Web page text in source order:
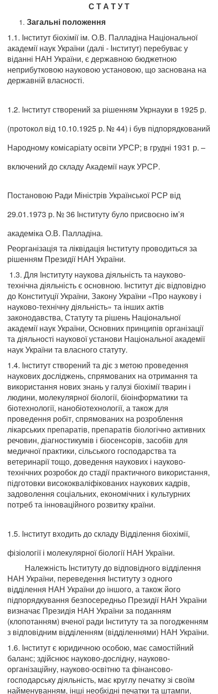
С Т А Т У Т
Загальні положення
1.1. Інститут біохімії ім. О.В. Палладіна Національної
академії наук України (далі - Інститут) перебуває у
віданні НАН України, є державною бюджетною
неприбутковою науковою установою, що заснована на
державній власності.
1.2. Інститут створений за рішенням Укрнауки в 1925 р.
(протокол від 10.10.1925 р. № 44) і був підпорядкований
Народному комісаріату освіти УРСР; в грудні 1931 р. –
включений до складу Академії наук УРСР.
Постановою Ради Міністрів Української РСР від
29.01.1973 р. № 36 Інституту було присвоєно ім’я
академіка О.В. Палладіна.
Реорганізація та ліквідація Інституту проводиться за
рішенням Президії НАН України.
1.3. Для Інституту наукова діяльність та науково-
технічна діяльність є основною. Інститут діє відповідно
до Конституції України, Закону України «Про наукову і
науково-технічну діяльність» та інших актів
законодавства, Статуту та рішень Національної
академії наук України, Основних принципів організації
та діяльності наукової установи Національної академії
наук України та власного статуту.
1.4. Інститут створений та діє з метою проведення
наукових досліджень, спрямованих на отримання та
використання нових знань у галузі біохімії тварин і
людини, молекулярної біології, біоінформатики та
біотехнології, нанобіотехнології, а також для
проведення робіт, спрямованих на розроблення
лікарських препаратів, препаратів біологічно активних
речовин, діагностикумів і біосенсорів, засобів для
медичної практики, сільського господарства та
ветеринарії тощо, доведення наукових і науково-
технічних розробок до стадії практичного використання,
підготовки висококваліфікованих наукових кадрів,
задоволення соціальних, економічних і культурних
потреб та інноваційного розвитку країни.
1.5. Інститут входить до складу Відділення біохімії,
фізіології і молекулярної біології НАН України.
Належність Інституту до відповідного відділення
НАН України, переведення Інституту з одного
відділення НАН України до іншого, а також його
підпорядкування безпосередньо Президії НАН України
визначає Президія НАН України за поданням
(клопотанням) вченої ради Інституту та за погодженням
з відповідним відділенням (відділеннями) НАН України.
1.6. Інститут є юридичною особою, має самостійний
баланс; здійснює науково-дослідну, науково-
організаційну, науково-освітню та фінансово-
господарську діяльність, має круглу печатку зі своїм
найменуванням, інші необхідні печатки та штампи,